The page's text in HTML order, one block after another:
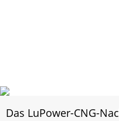
Das LuPower-CNG-